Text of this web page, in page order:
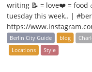
writing 📝 = love❤️ = food
tuesday this week.. |
https://
Berlin City Guide blog
Locations
Style